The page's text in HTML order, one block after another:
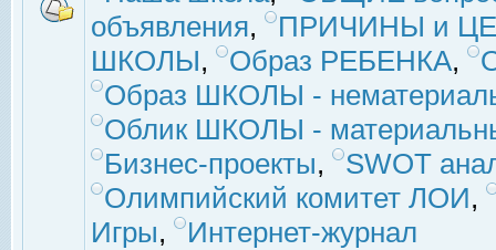
объявления,
ПРИЧИНЫ и
ШКОЛЫ, Образ РЕБЕНКА,
Образ ШКОЛЫ -
Облик ШКОЛЫ -
Бизнес-проекты,
SWOT
Олимпийский комитет ЛОИ,
Игры, Интернет-журнал